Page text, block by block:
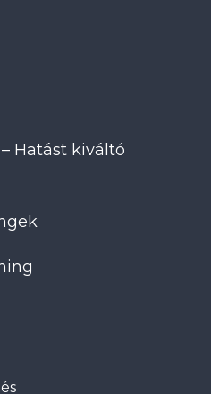
Hatást kiváltó